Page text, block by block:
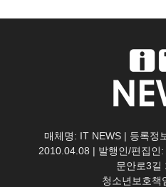
매체명: IT NEWS | 등록정
2010.04.08 | 발행인/편집인
문안로3길
청소년보호책